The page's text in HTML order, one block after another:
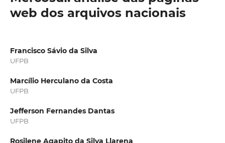
web dos arquivos nacionais
Francisco Sávio da Silva
UFPB
Marcílio Herculano da Costa
UFPB
Jefferson Fernandes Dantas
UFPB
Rosilene Agapito da Silva Llarena